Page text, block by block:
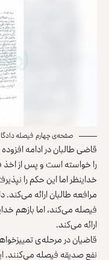
صفحه‌ی چهارم فیصله
قاضی طالبان در ادامه
را خواسته است و پس از اخذ
مرافعه طالبان ارائه می‌کند.
فیصله می‌کند، اما بازهم
ارائه می‌کند.
قاضیان در مرحله‌ی